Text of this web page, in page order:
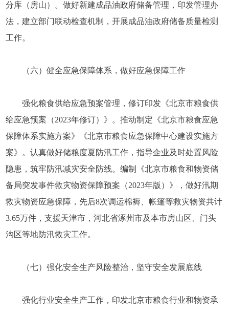
分库（房山）。做好新建成品油政府储备管理，印发管理办
法，建立部门联动检查机制，开展成品油政府储备质量检测
工作。
（六）健全应急保障体系，做好应急保障工作
强化粮食供给应急预案管理，修订印发《北京市粮食供
给应急预案（2023年修订）》。推动制定《北京市粮食应急
保障体系实施方案》《北京市粮食应急保障中心建设实施方
案》。认真做好储粮度夏防汛工作，指导企业及时处置风险
隐患，筑牢防汛减灾安全防线。编制《北京市粮食和物资储
备局突发事件救灾物资保障预案（2023年版）》，做好汛期
救灾物资应急保障，先后8次调运棉褥、帐篷等救灾物资共计
3.65万件，支援天津市，河北省涿州市及本市房山区、门头
沟区等地防汛救灾工作。
（七）强化安全生产风险整治，坚守安全发展底线
强化行业安全生产工作，印发北京市粮食行业和物资承